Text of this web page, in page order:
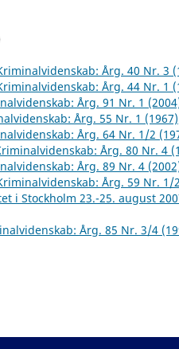
Årg. 40 Nr. 3
Årg. 44 Nr. 1
Årg. 91 Nr. 1
Årg. 55 Nr. 1 (1967)
Årg. 64 Nr. 1/2
Årg. 80 Nr. 4
Årg. 89 Nr. 4
Årg. 59 Nr. 1/
i Stockholm 23.-25. august
Årg. 85 Nr. 3/4